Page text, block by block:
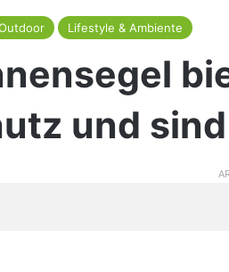
Lifestyle & Ambiente
und